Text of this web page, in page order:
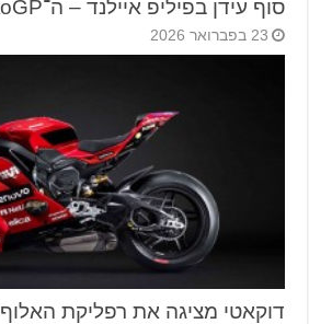
סוף עידן בפיליפ איילנד – ה־MotoGP עובר לאדלייד
23 בפברואר 2026
דוקאטי מציגה את רפליקת האלוף